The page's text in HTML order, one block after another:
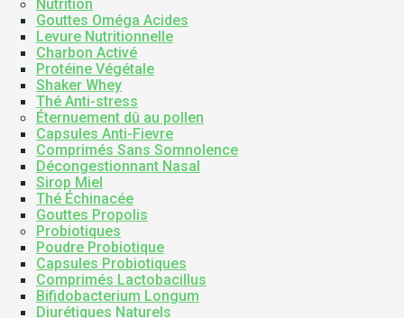
Nutrition
Gouttes Oméga Acides
Levure Nutritionnelle
Charbon Activé
Protéine Végétale
Shaker Whey
Thé Anti-stress
Éternuement dû au pollen
Capsules Anti-Fievre
Comprimés Sans Somnolence
Décongestionnant Nasal
Sirop Miel
Thé Échinacée
Gouttes Propolis
Probiotiques
Poudre Probiotique
Capsules Probiotiques
Comprimés Lactobacillus
Bifidobacterium Longum
Diurétiques Naturels